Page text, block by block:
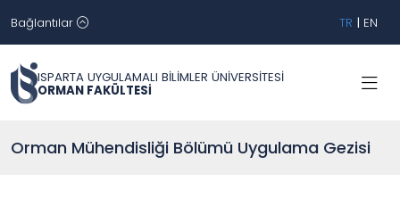
Bağlantılar TR | EN
ISPARTA UYGULAMALI BİLİMLER ÜNİVERSİTESİ
ORMAN FAKÜLTESİ
Orman Mühendisliği Bölümü Uygulama Gezisi